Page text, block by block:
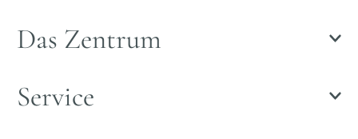
Das Zentrum
Service